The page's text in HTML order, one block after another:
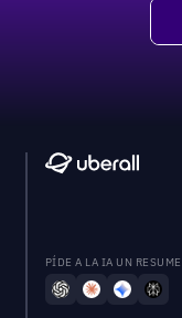
PÍDE A LA IA UN